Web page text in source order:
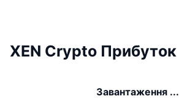
XEN Crypto Прибуток
Завантаження ...